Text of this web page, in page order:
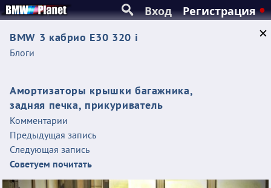
Вход Регистрация
BMW 3 кабрио E30 320 i
Блоги
Амортизаторы крышки багажника,
задняя печка, прикуриватель
Комментарии
Предыдущая запись
Следующая запись
Советуем почитать